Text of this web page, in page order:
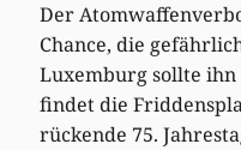
Der
Chance, die
Luxemburg sollte
findet die
rückende 75.